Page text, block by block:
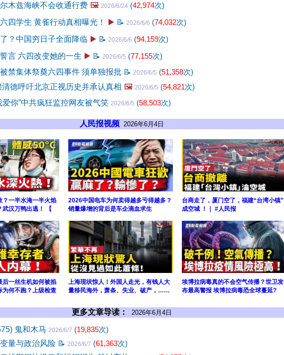
木兹海峡不会收通行费 🖼️ 2026/6/24 (42,974次)
四学生 黄雀行动真相曝光！
▶️ 📝 2026/6/6 (74,032次)
？中国穷日子全面降临 ▶️ 📝 2026/6/6 (94,159次)
言 六四改变她的一生 ▶️ 📝 2026/6/5 (77,155次)
禁集体祭奠六四事件 须单独报批 📝 2026/6/5 (51,358次)
清德呼吁北京正视历史并承认真相 🖼️ 2026/6/5 (54,821次)
爱你”中共疯狂监控网友被气笑 2026/6/5 (58,503次)
人民报视频 2026年6月4日
？一半水淹一半火焰
武汉万鸭出逃！ 【
2026中国电车为何卖得越多亏得越多？
销量爆增的背后是车企滴血求生
台商走了，厦门空了，福建“台湾小镇”
成空城 ！｜ #人民报
后一丝生机如何被掐
为何不跑？上级检查
上海现状惊人！外国人走光，有钱人大
量移民海外，萧条、失业、破产，……
埃博拉病毒真的不会空气传播？世卫发
布最高警报 埃博拉病毒恐全球蔓延?
更多文章导读： 2026年6月4日
鬼和木马 2026/6/7 (19,835次)
量与政治风险 📝 2026/6/7 (61,363次)